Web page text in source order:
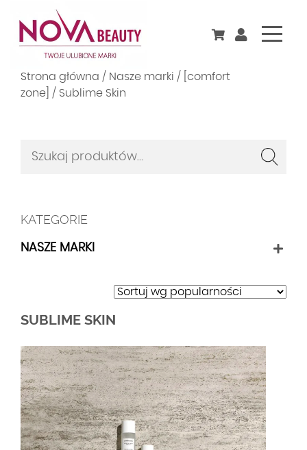
Skip
Strona główna / Nasze marki /
[comfort
zone]
/ Sublime Skin
KATEGORIE
NASZE MARKI
SUBLIME SKIN